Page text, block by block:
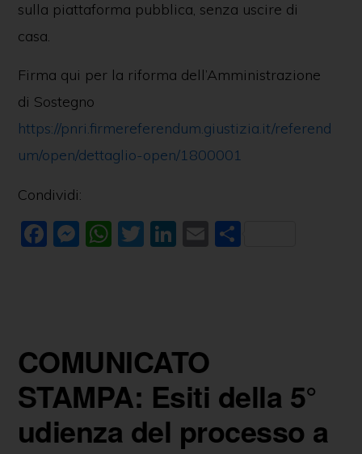
sulla piattaforma pubblica, senza uscire di
casa.
Firma qui per la riforma dell’Amministrazione
di Sostegno
https://pnri.firmereferendum.giustizia.it/referend
um/open/dettaglio-open/1800001
Condividi:
F
o
o
k
M
g
er
W
p
p
T
Li
n
E
COMUNICATO
STAMPA: Esiti della 5°
udienza del processo a